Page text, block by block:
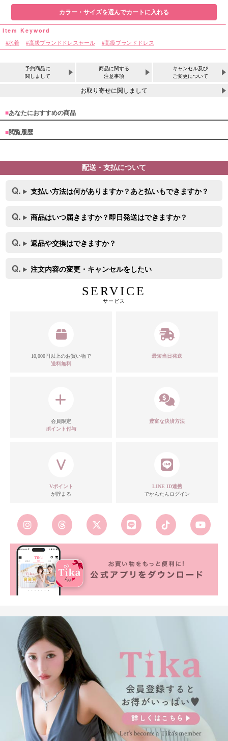
OriginalBrand
サイズ
カラー・サイズを選んでカートに入れる
水着 高級ブランドドレスセール 高級ブランドドレス
予約商品に
関しまして
商品に関する
注意事項
キャンセル及び
ご変更について
お取り寄せに関しまして
■あなたにおすすめの商品
■閲覧履歴
配送・支払について
支払い方法は何がありますか？あと払いもできますか？
商品はいつ届きますか？即日発送はできますか？
返品や交換はできますか？
注文内容の変更・キャンセルをしたい
SERVICE
サービス
10,000円以上のお買い物で
送料無料
最短当日発送
会員限定
ポイント付与
豊富な決済方法
Vポイント
が貯まる
LINE ID連携
でかんたんログイン